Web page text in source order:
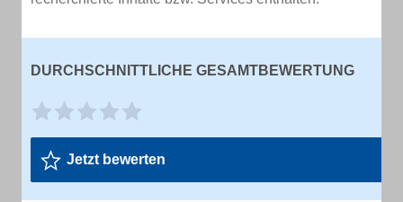
DURCHSCHNITTLICHE GESAMTBEWERTUNG
Jetzt bewerten